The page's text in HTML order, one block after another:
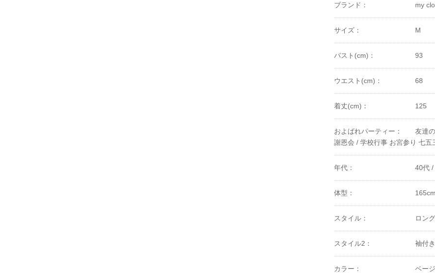
ブランド： my
サイズ： M
バスト(cm)： 93
ウエスト(cm)： 68
着丈(cm)： 125
およばれパーティー： 友達
謝恩会 / 学校行事 お宮参り 七五
年代： 40代 /
体型：
スタイル： ロン
スタイル2： 袖付き
カラー： ベー